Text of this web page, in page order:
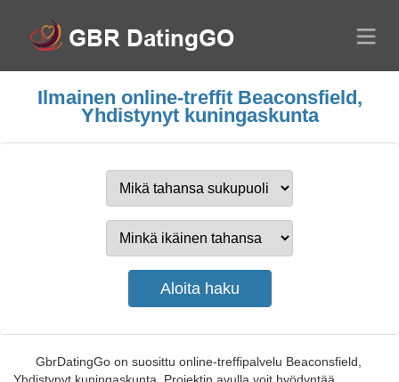
Ilmainen online-treffit Beaconsfield,
Yhdistynyt kuningaskunta
GbrDatingGo on suosittu online-treffipalvelu Beaconsfield,